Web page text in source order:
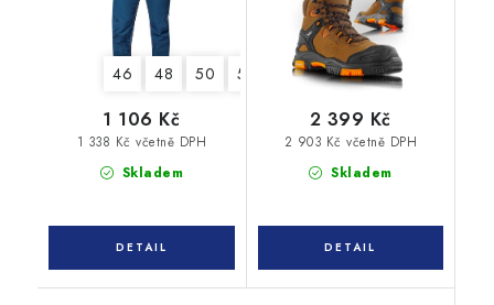
46 48 50 52 54 56 58 60
Skladem
1 338 Kč včetně DPH
1 106 Kč
Skladem
2 903 Kč včetně DPH
2 399 Kč